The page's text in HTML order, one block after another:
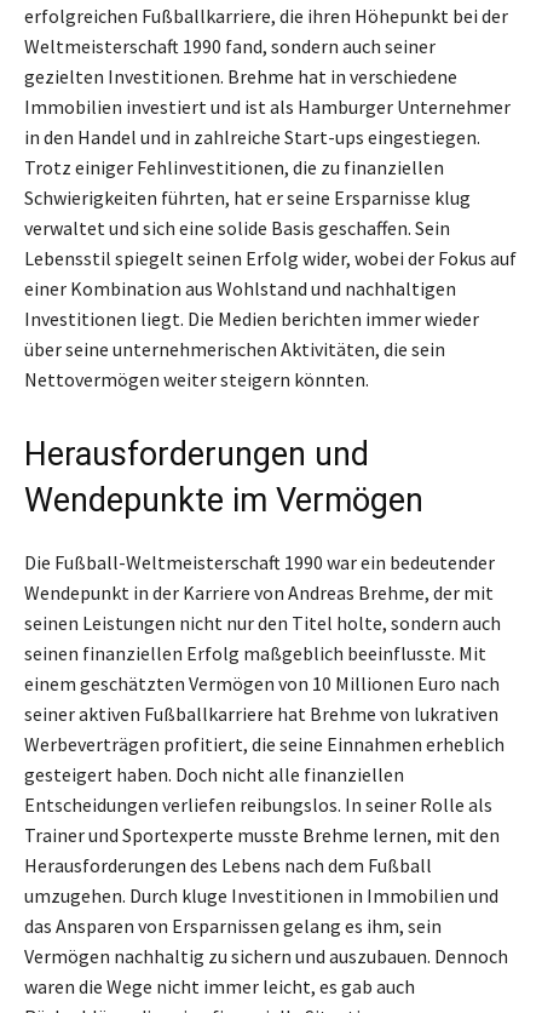
erfolgreichen Fußballkarriere, die ihren Höhepunkt bei der
Weltmeisterschaft 1990 fand, sondern auch seiner
gezielten Investitionen. Brehme hat in verschiedene
Immobilien investiert und ist als Hamburger Unternehmer
in den Handel und in zahlreiche Start-ups eingestiegen.
Trotz einiger Fehlinvestitionen, die zu finanziellen
Schwierigkeiten führten, hat er seine Ersparnisse klug
verwaltet und sich eine solide Basis geschaffen. Sein
Lebensstil spiegelt seinen Erfolg wider, wobei der Fokus auf
einer Kombination aus Wohlstand und nachhaltigen
Investitionen liegt. Die Medien berichten immer wieder
über seine unternehmerischen Aktivitäten, die sein
Nettovermögen weiter steigern könnten.
Herausforderungen und
Wendepunkte im Vermögen
Die Fußball-Weltmeisterschaft 1990 war ein bedeutender
Wendepunkt in der Karriere von Andreas Brehme, der mit
seinen Leistungen nicht nur den Titel holte, sondern auch
seinen finanziellen Erfolg maßgeblich beeinflusste. Mit
einem geschätzten Vermögen von 10 Millionen Euro nach
seiner aktiven Fußballkarriere hat Brehme von lukrativen
Werbeverträgen profitiert, die seine Einnahmen erheblich
gesteigert haben. Doch nicht alle finanziellen
Entscheidungen verliefen reibungslos. In seiner Rolle als
Trainer und Sportexperte musste Brehme lernen, mit den
Herausforderungen des Lebens nach dem Fußball
umzugehen. Durch kluge Investitionen in Immobilien und
das Ansparen von Ersparnissen gelang es ihm, sein
Vermögen nachhaltig zu sichern und auszubauen. Dennoch
waren die Wege nicht immer leicht, es gab auch